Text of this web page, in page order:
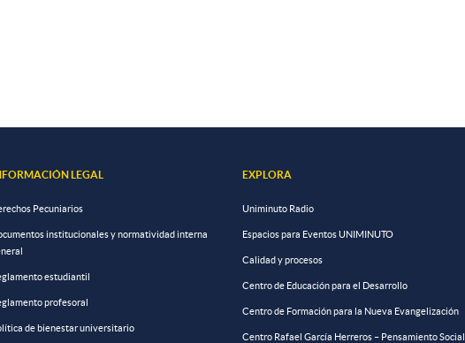
LEGAL
Pecuniarios
institucionales y normatividad interna
estudiantil
profesoral
de bienestar universitario
EXPLORA
Uniminuto Radio
Espacios para Eventos UNIMINUTO
Calidad y procesos
Centro de Educación para el Desarrollo
Centro de Formación para la Nueva Evangelización
Centro Rafael García Herreros – Pensamiento Social